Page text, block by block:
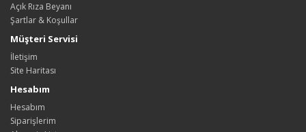
Açık Rıza Beyanı
Şartlar & Koşullar
Müşteri Servisi
İletişim
Site Haritası
Hesabım
Hesabım
Siparişlerim